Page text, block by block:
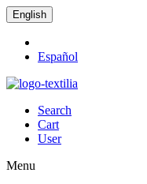
English
Español
Search
Cart
User
Menu